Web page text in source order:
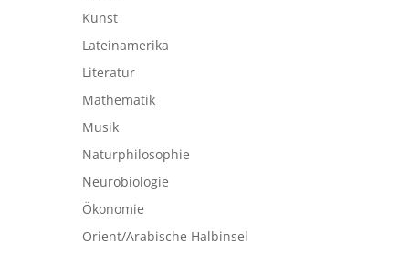
Kunst
Lateinamerika
Literatur
Mathematik
Musik
Naturphilosophie
Neurobiologie
Ökonomie
Orient/Arabische Halbinsel